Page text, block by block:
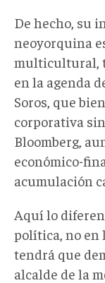
De hecho, su
neoyorquina
multicultural,
en la agenda
Soros, que
corporativa
Bloomberg,
económico-
acumulación
Aquí lo
política, no en
tendrá que
alcalde de la